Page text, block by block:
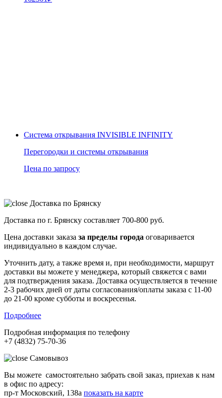
Система открывания INVISIBLE INFINITY
Перегородки и системы открывания
Цена по запросу
Доставка по Брянску
Доставка по г. Брянску составляет 700-800 руб.
Цена доставки заказа за пределы города оговаривается
индивидуально в каждом случае.
Уточнить дату, а также время и, при необходимости, маршрут
доставки вы можете у менеджера, который свяжется с вами
для подтверждения заказа. Доставка осуществляется в течение
2-3 рабочих дней от даты согласования/оплаты заказа с 11-00
до 21-00 кроме субботы и воскресенья.
Подробнее
Подробная информация по телефону
+7 (4832) 75-70-36
Самовывоз
Вы можете самостоятельно забрать свой заказ, приехав к нам
в офис по адресу:
пр-т Московский, 138а показать на карте